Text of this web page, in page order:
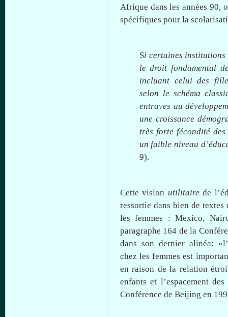
Afrique dans lesannées 90,
spécifiques pour la
Si certaines institutions
ledroit fondamental
incluant celui des
selon le schéma
entraves au
une croissance
très forte féconditédes
un faible niveau
9).
Cette vision utilitaire de
ressortie dans bien de textes
les femmes : Mexico,
paragraphe 164 de la
dans son dernieralinéa: «
chez les femmesest
en raison de la relation
enfants et l’espacementdes
Conférence de Beijing en